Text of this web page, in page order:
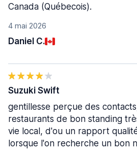
4 mai 2026
Daniel C.
Canada (Québecois).
Suzuki Swift
gentillesse perçue des
restaurants de bon standing
vie local, d'ou un rapport
lorsque l'on recherche un bon